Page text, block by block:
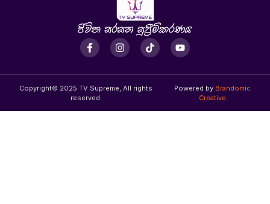
Copyright© 2025 TV Supreme, All rights
reserved.
Powered by Brandomic
Creative